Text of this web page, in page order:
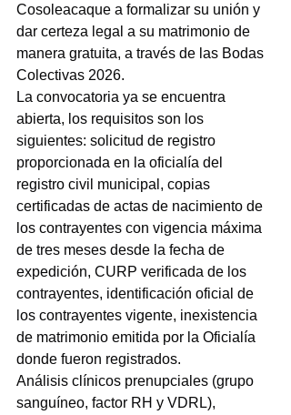
Cosoleacaque a formalizar su unión y
dar certeza legal a su matrimonio de
manera gratuita, a través de las Bodas
Colectivas 2026.
La convocatoria ya se encuentra
abierta, los requisitos son los
siguientes: solicitud de registro
proporcionada en la oficialía del
registro civil municipal, copias
certificadas de actas de nacimiento de
los contrayentes con vigencia máxima
de tres meses desde la fecha de
expedición, CURP verificada de los
contrayentes, identificación oficial de
los contrayentes vigente, inexistencia
de matrimonio emitida por la Oficialía
donde fueron registrados.
Análisis clínicos prenupciales (grupo
sanguíneo, factor RH y VDRL),